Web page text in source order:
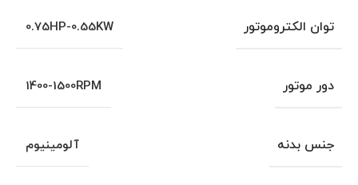
توان الکتروموتور 0.75HP-0.55KW
دور موتور 1400-1500RPM
جنس بدنه آلومینیوم